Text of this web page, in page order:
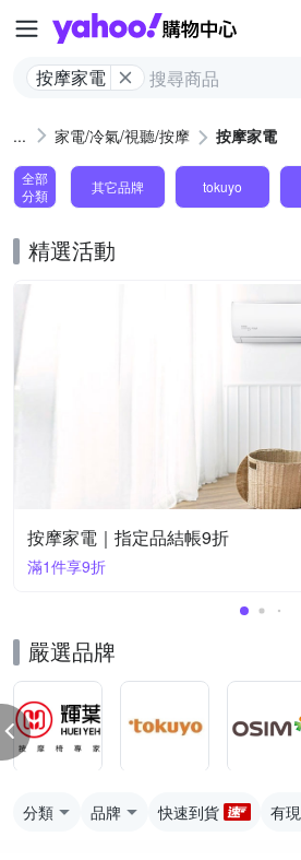
Yahoo
按摩家電
家電/冷氣/視聽/按摩 按摩家電
全部
分類
其它品牌 tokuyo
精選活動
按摩家電｜指定品結帳9折
滿1件享9折
嚴選品牌
分類 品牌 快速到貨 有